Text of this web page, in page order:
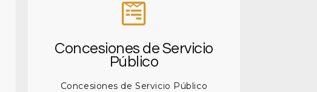
Concesiones de Servicio
Público
Concesiones de Servicio Público